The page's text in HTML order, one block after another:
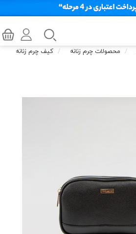
محصولات چرم زنانه
کیف چرم زنانه